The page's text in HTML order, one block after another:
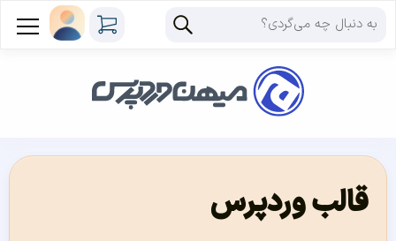
قالب وردپرس